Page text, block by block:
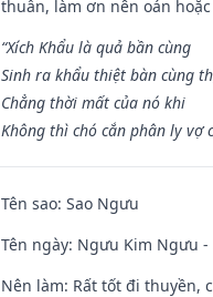
thuẫn, làm ơn nên oán
“Xích Khẩu là quả bần cùng
Sinh ra khẩu thiệt bàn cùng
Chẳng thời mất của nó khi
Không thì chó cắn phân ly vợ
Tên sao: Sao Ngưu
Tên ngày: Ngưu Kim Ngưu -
Nên làm: Rất tốt đi thuyền,